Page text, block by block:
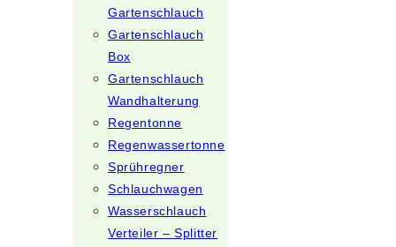
Gartenschlauch
Gartenschlauch
Box
Gartenschlauch
Wandhalterung
Regentonne
Regenwassertonne
Sprühregner
Schlauchwagen
Wasserschlauch
Verteiler – Splitter